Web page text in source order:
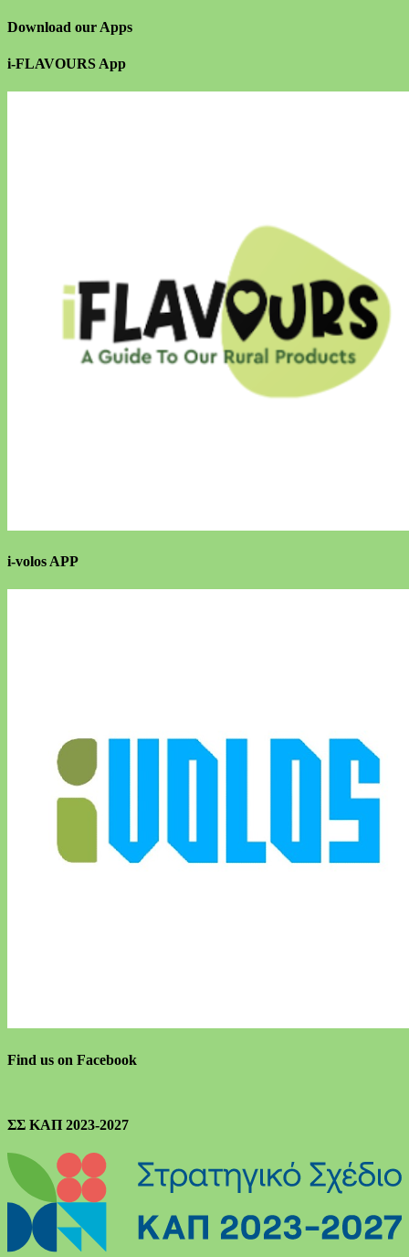
Download our Apps
i-FLAVOURS App
i-volos APP
Find us on Facebook
ΣΣ ΚΑΠ 2023-2027